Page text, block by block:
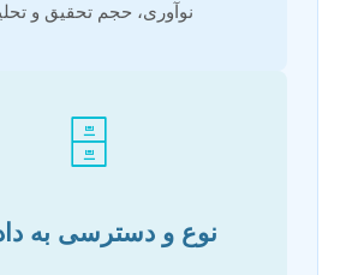
نوآوری، حجم تحقیق و
🗄️
نوع و دسترسی به